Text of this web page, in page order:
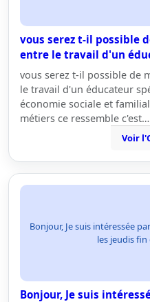
vous serez t-il possible
entre le travail d'un
vous serez t-il possible de
le travail d'un éducateur
économie sociale et
métiers ce ressemble c'est…
Voir
Bonjour, Je suis intéressée
les jeudis
Bonjour, Je suis